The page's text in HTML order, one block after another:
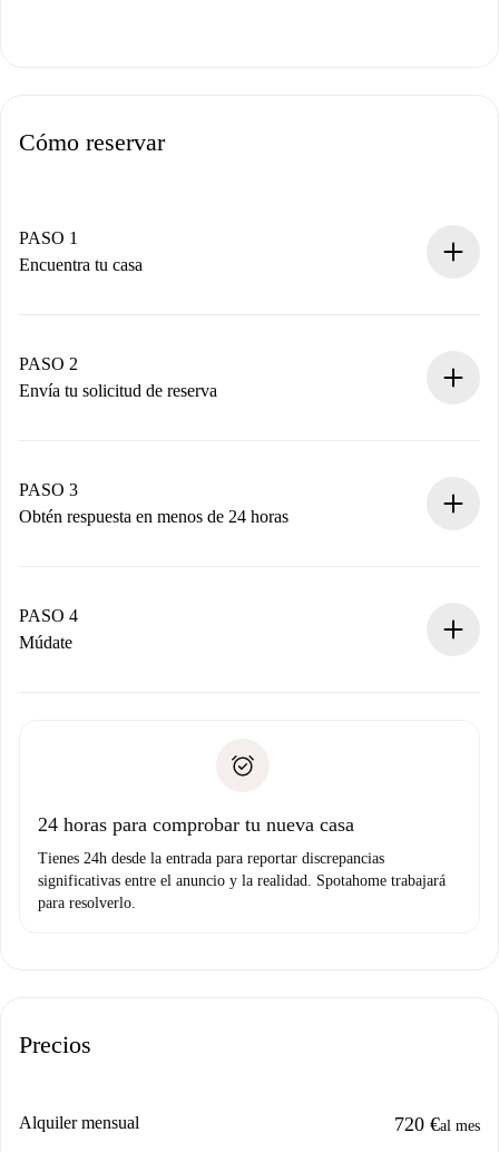
Cómo reservar
PASO 1
Encuentra tu casa
Tienes toda la información necesaria por adelantado.
PASO 2
Envía tu solicitud de reserva
propietario acepte.
PASO 3
Obtén respuesta en menos de 24 horas
contacto con el propietario.
Si es rechazada: No te haremos ningún cargo y te
Prueba de solvencia
PASO 4
Múdate
no nos comunicas ningún problema.
24 horas para comprobar tu nueva casa
Tienes 24h desde la entrada para reportar discrepancias
significativas entre el anuncio y la realidad. Spotahome trabajará
para resolverlo.
Precios
Alquiler mensual 720 €al mes